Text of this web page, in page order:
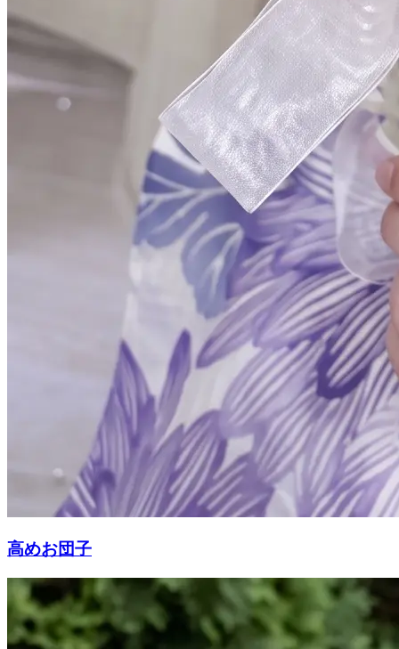
高めお団子